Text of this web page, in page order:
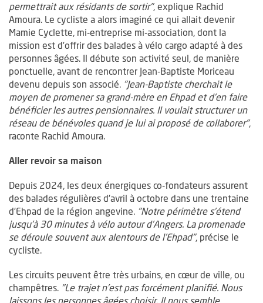
permettrait aux résidants de sortir", explique Rachid
Amoura. Le cycliste a alors imaginé ce qui allait devenir
Mamie Cyclette, mi-entreprise mi-association, dont la
mission est d’offrir des balades à vélo cargo adapté à des
personnes âgées. Il débute son activité seul, de manière
ponctuelle, avant de rencontrer Jean-Baptiste Moriceau
devenu depuis son associé. "Jean-Baptiste cherchait le
moyen de promener sa grand-mère en Ehpad et d’en faire
bénéficier les autres pensionnaires. Il voulait structurer un
réseau de bénévoles quand je lui ai proposé de collaborer",
raconte Rachid Amoura.
Aller revoir sa maison
Depuis 2024, les deux énergiques co-fondateurs assurent
des balades régulières d’avril à octobre dans une trentaine
d’Ehpad de la région angevine. "Notre périmètre s’étend
jusqu’à 30 minutes à vélo autour d’Angers. La promenade
se déroule souvent aux alentours de l’Ehpad", précise le
cycliste.
Les circuits peuvent être très urbains, en cœur de ville, ou
champêtres. "Le trajet n’est pas forcément planifié. Nous
laissons les personnes âgées choisir. Il nous semble